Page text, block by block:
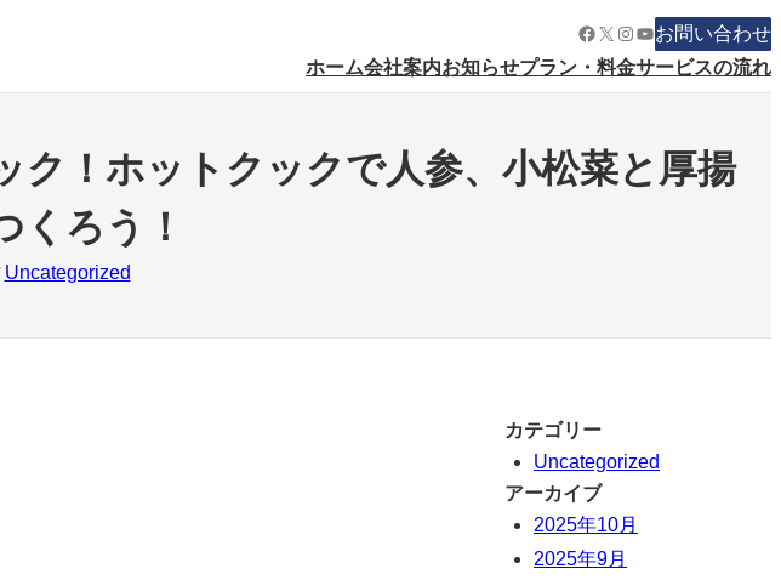
Facebook
X Instagram
YouTube
お問い合わせ
ホーム会社案内お知らせプラン・料金サービスの流れ
！ホットクックで人参、小松菜と厚揚
くろう！
Uncategorized
カテゴリー
Uncategorized
アーカイブ
2025年10月
2025年9月